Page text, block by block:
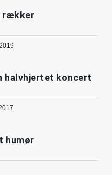
rækker
halvhjertet koncert
humør